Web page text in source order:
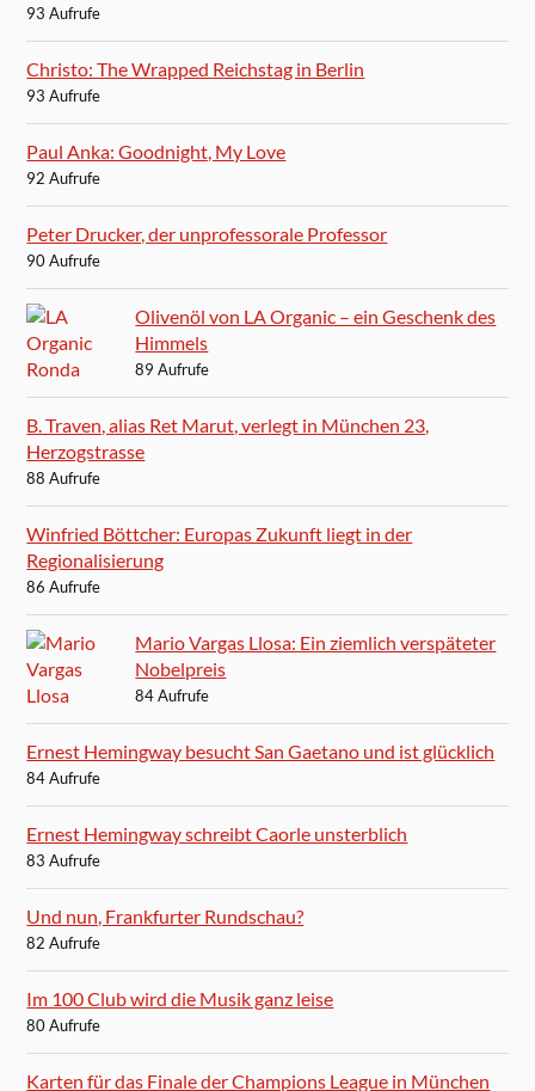
93 Aufrufe
Christo: The Wrapped Reichstag in Berlin
93 Aufrufe
Paul Anka: Goodnight, My Love
92 Aufrufe
Peter Drucker, der unprofessorale Professor
90 Aufrufe
Olivenöl von LA Organic – ein Geschenk des
Himmels
89 Aufrufe
B. Traven, alias Ret Marut, verlegt in München 23,
Herzogstrasse
88 Aufrufe
Winfried Böttcher: Europas Zukunft liegt in der
Regionalisierung
86 Aufrufe
Mario Vargas Llosa: Ein ziemlich verspäteter
Nobelpreis
84 Aufrufe
Ernest Hemingway besucht San Gaetano und ist glücklich
84 Aufrufe
Ernest Hemingway schreibt Caorle unsterblich
83 Aufrufe
Und nun, Frankfurter Rundschau?
82 Aufrufe
Im 100 Club wird die Musik ganz leise
80 Aufrufe
Karten für das Finale der Champions League in München